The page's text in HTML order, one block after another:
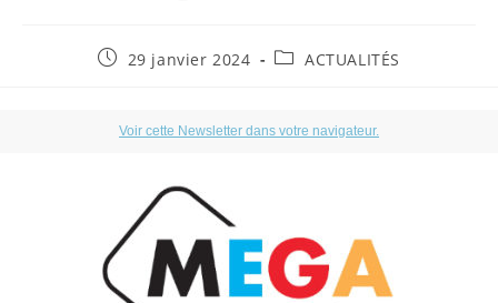
Publication
29 janvier 2024
PostACTUALITÉS